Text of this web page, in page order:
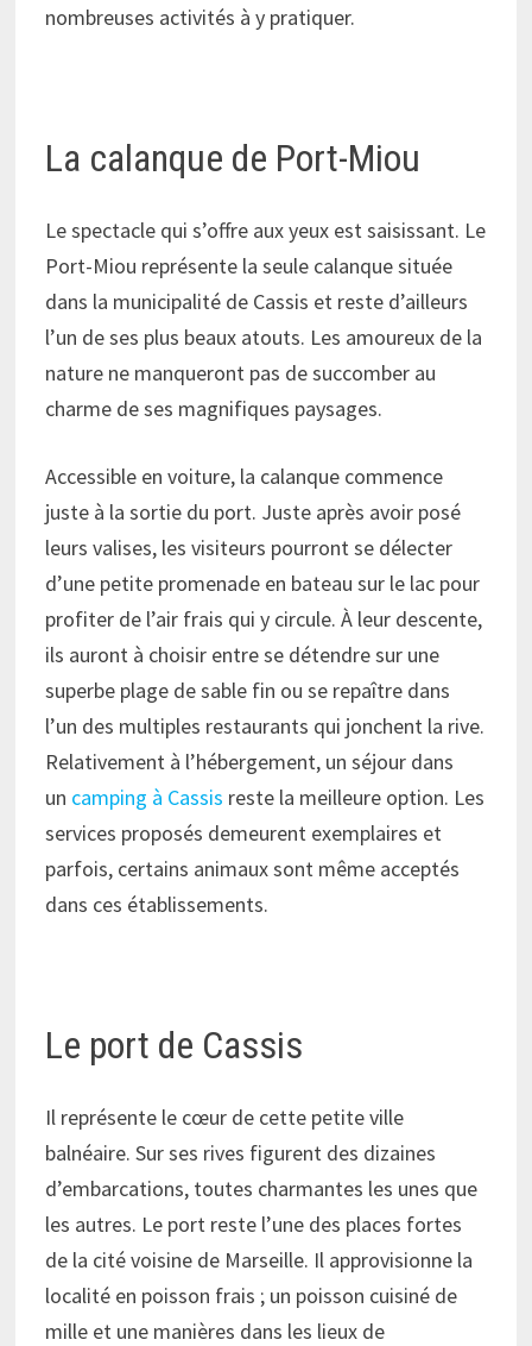
nombreuses activités à y pratiquer.
La calanque de Port-Miou
Le spectacle qui s’offre aux yeux est saisissant. Le
Port-Miou représente la seule calanque située
dans la municipalité de Cassis et reste d’ailleurs
l’un de ses plus beaux atouts. Les amoureux de la
nature ne manqueront pas de succomber au
charme de ses magnifiques paysages.
Accessible en voiture, la calanque commence
juste à la sortie du port. Juste après avoir posé
leurs valises, les visiteurs pourront se délecter
d’une petite promenade en bateau sur le lac pour
profiter de l’air frais qui y circule. À leur descente,
ils auront à choisir entre se détendre sur une
superbe plage de sable fin ou se repaître dans
l’un des multiples restaurants qui jonchent la rive.
Relativement à l’hébergement, un séjour dans
un camping à Cassis reste la meilleure option. Les
services proposés demeurent exemplaires et
parfois, certains animaux sont même acceptés
dans ces établissements.
Le port de Cassis
Il représente le cœur de cette petite ville
balnéaire. Sur ses rives figurent des dizaines
d’embarcations, toutes charmantes les unes que
les autres. Le port reste l’une des places fortes
de la cité voisine de Marseille. Il approvisionne la
localité en poisson frais ; un poisson cuisiné de
mille et une manières dans les lieux de